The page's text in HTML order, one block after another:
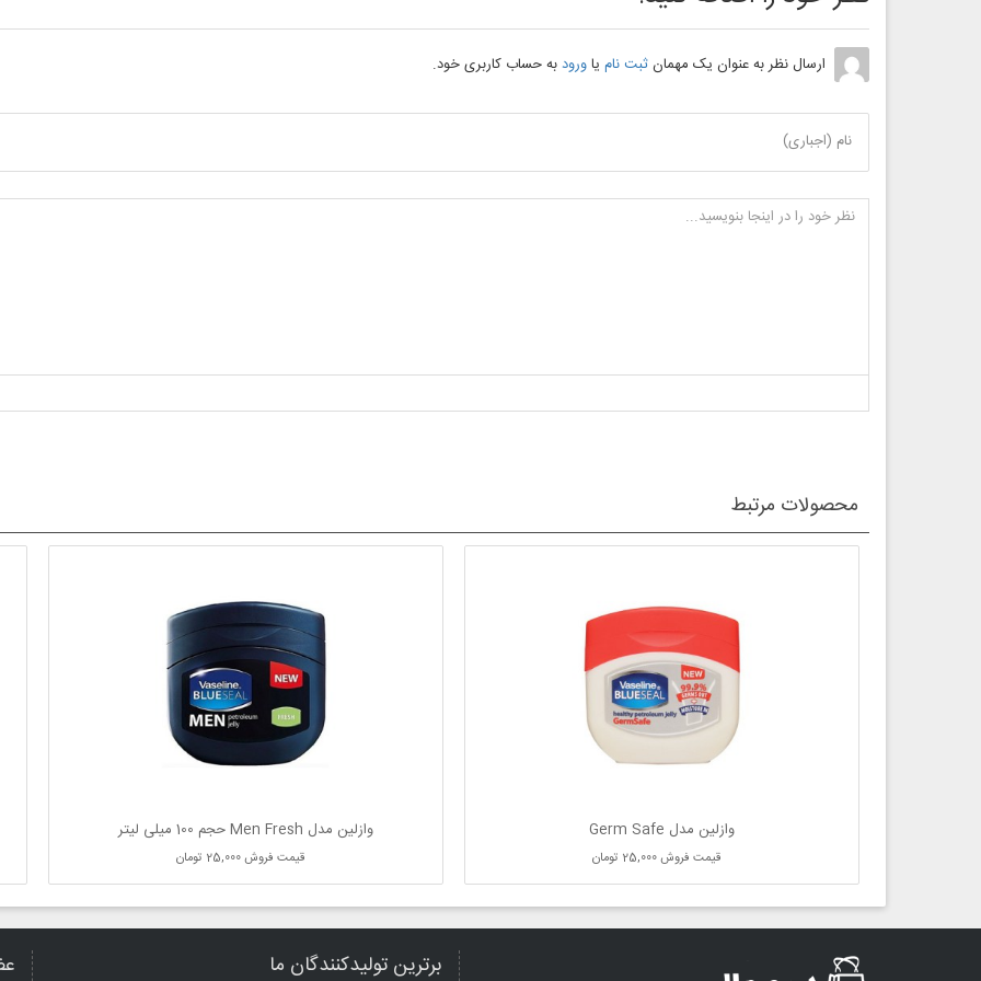
ارسال نظر به عنوان یک مهمانثبت نام یاورودبه حساب کاربری خود.
نام (اجباری)
محصولات مرتبط
وازلین مدل Men Fresh حجم 100 میلی لیتر
قیمت فروش25,000 تومان
وازلین مدل Germ Safe
قیمت فروش25,000 تومان
برترین تولیدکنندگان ما